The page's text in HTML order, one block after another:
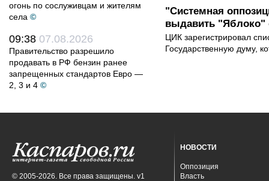
огонь по сослуживцам и жителям
села ©
09:38 07.08.2026
Правительство разрешило
продавать в РФ бензин ранее
запрещенных стандартов Евро —
2, 3 и 4 ©
"Системная
выдавить "Яблоко"
ЦИК зарегистрировал
Государственную думу,
© 2005-2026. Все права защищены. v1
НОВОСТИ
Оппозиция
Власть